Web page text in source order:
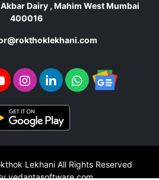
Dairy , Mahim West Mumbai
400016
Lekhani All Rights Reserved
vedantasoftware.com